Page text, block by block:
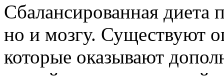
Сбалансированная диета
но и мозгу. Существуют
которые оказывают